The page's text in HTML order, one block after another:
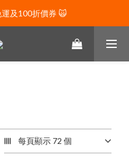
及100折價券 🙀
及100折價券 🙀
屬好禮三選一🌟
及100折價券 🙀
每頁顯示 72 個